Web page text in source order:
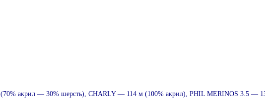
акрил — 30% шерсть), CHARLY — 114 м (100% акрил), PHIL MERINOS 3.5 —